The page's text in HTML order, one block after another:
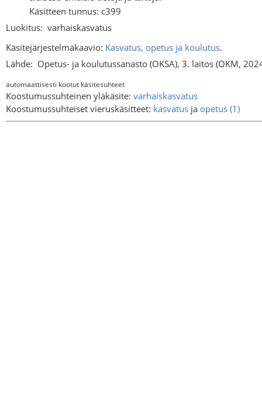
Käsitteen tunnus: c399
Luokitus: varhaiskasvatus
Käsitejärjestelmäkaavio: Kasvatus, opetus ja koulutus.
Lähde: Opetus- ja koulutussanasto (OKSA), 3. laitos (OKM,
automaattisesti kootut käsitesuhteet
Koostumussuhteinen yläkäsite: varhaiskasvatus
Koostumussuhteiset vieruskäsitteet: kasvatus ja opetus (1)